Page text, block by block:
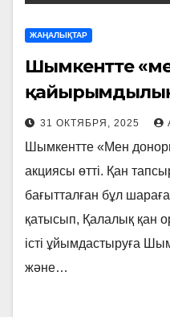
ЖАҢАЛЫҚТАР
Шымкентте
қайырымдылық
31 ОКТЯБРЯ, 2025
Шымкентте «Мен
акциясы өтті. Қан
бағытталған бұл
қатысып, Қалалық қан
істі ұйымдастыруға
және…